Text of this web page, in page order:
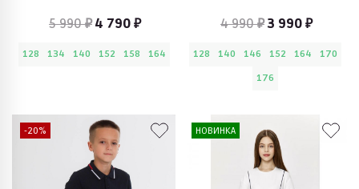
5 990 ₽ 4 790 ₽
128 134 140 152 158 164
4 990 ₽3 990 ₽
128 140 146 152 164
170
176
-20% НОВИНКА